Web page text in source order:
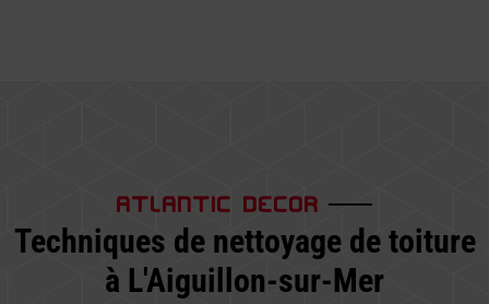
ATLANTIC DECOR
Techniques de nettoyage de toiture
à L'Aiguillon-sur-Mer